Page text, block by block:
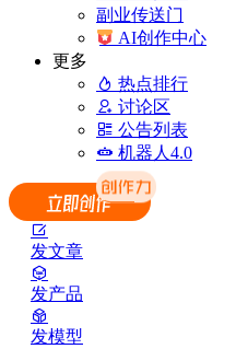
副业传送门
AI创作中心
更多
热点排行
讨论区
公告列表
机器人4.0
发文章
发产品
发模型